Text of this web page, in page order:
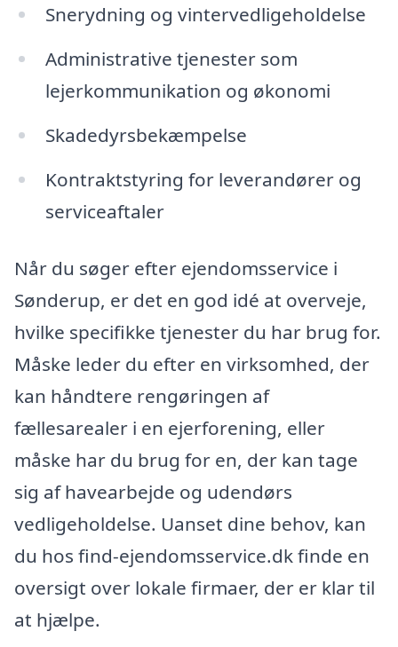
Snerydning og vintervedligeholdelse
Administrative tjenester som
lejerkommunikation og økonomi
Skadedyrsbekæmpelse
Kontraktstyring for leverandører og
serviceaftaler
Når du søger efter ejendomsservice i
Sønderup, er det en god idé at overveje,
hvilke specifikke tjenester du har brug for.
Måske leder du efter en virksomhed, der
kan håndtere rengøringen af
fællesarealer i en ejerforening, eller
måske har du brug for en, der kan tage
sig af havearbejde og udendørs
vedligeholdelse. Uanset dine behov, kan
du hos find-ejendomsservice.dk finde en
oversigt over lokale firmaer, der er klar til
at hjælpe.